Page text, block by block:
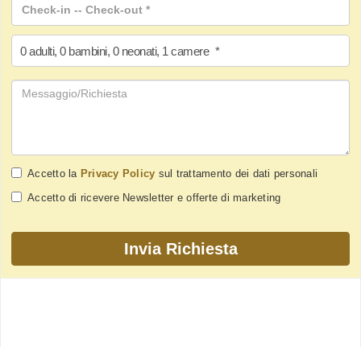
0 adulti, 0 bambini, 0 neonati, 1 camere *
Accetto la Privacy Policy sul trattamento dei dati personali
Accetto di ricevere Newsletter e offerte di marketing